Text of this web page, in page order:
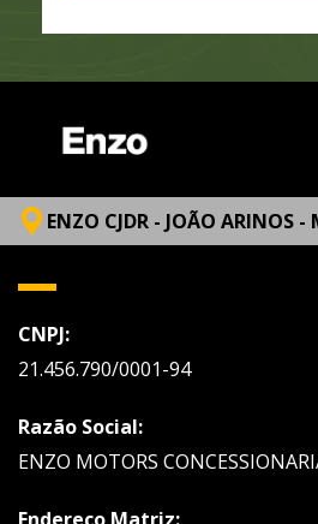
ENZO CJDR - JOÃO ARINOS -
CNPJ:
21.456.790/0001-94
Razão Social:
ENZO MOTORS